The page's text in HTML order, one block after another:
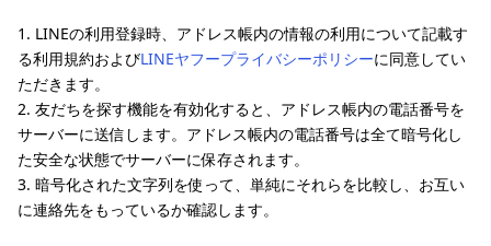
1. LINEの利用登録時、アドレス帳内の情報の利用について記載す
る利用規約およびLINEヤフープライバシーポリシーに同意してい
ただきます。
2. 友だちを探す機能を有効化すると、アドレス帳内の電話番号を
サーバーに送信します。アドレス帳内の電話番号は全て暗号化し
た安全な状態でサーバーに保存されます。
3. 暗号化された文字列を使って、単純にそれらを比較し、お互い
に連絡先をもっているか確認します。